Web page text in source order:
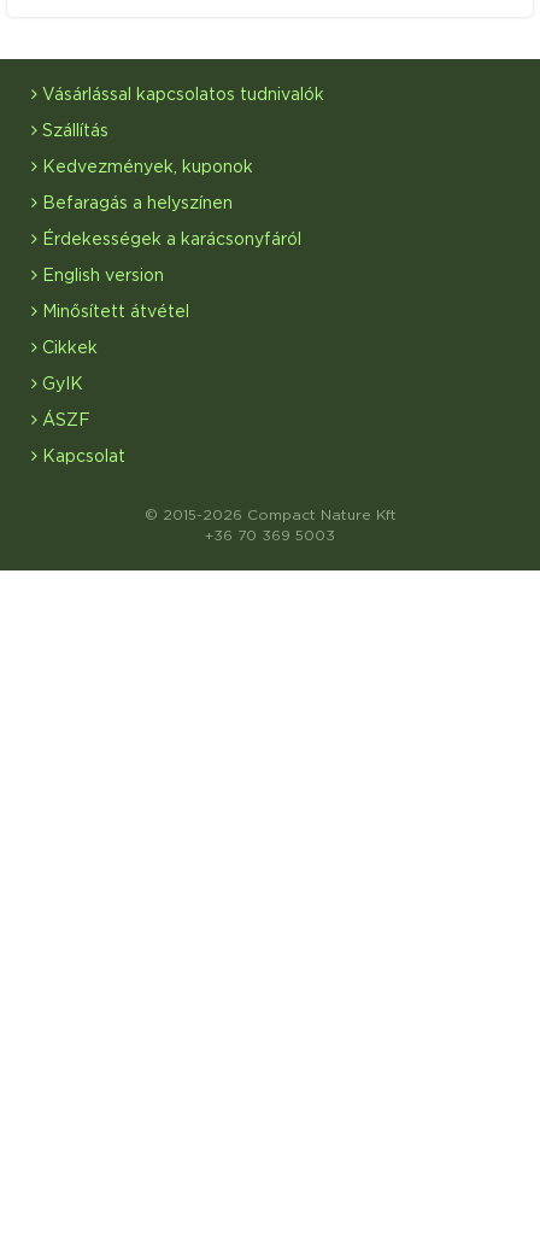
Vásárlással kapcsolatos tudnivalók
Szállítás
Kedvezmények, kuponok
Befaragás a helyszínen
Érdekességek a karácsonyfáról
English version
Minősített átvétel
Cikkek
GyIK
ÁSZF
Kapcsolat
© 2015-2026 Compact Nature Kft
+36 70 369 5003